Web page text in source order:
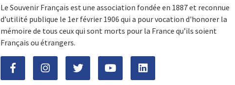
Le Souvenir Français est une association fondée en 1887 et reconnue
d’utilité publique le 1er février 1906 qui a pour vocation d'honorer la
mémoire de tous ceux qui sont morts pour la France qu’ils soient
Français ou étrangers.